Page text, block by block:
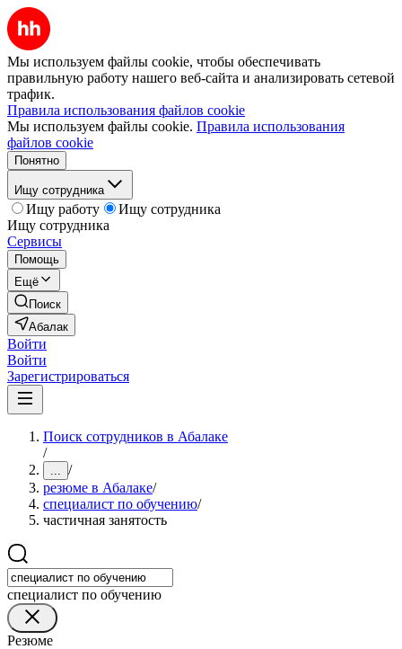
Мы используем файлы cookie, чтобы обеспечивать
правильную работу нашего веб-сайта и анализировать сетевой
трафик.
Правила использования файлов cookie
Мы используем файлы cookie. Правила использования
файлов cookie
Понятно
Ищу сотрудника
Ищу работу
Ищу сотрудника
Ищу сотрудника
Сервисы
Помощь
Ещё
Поиск
Абалак
Войти
Войти
Зарегистрироваться
Поиск сотрудников в Абалаке
/
... /
резюме в Абалаке/
специалист по обучению/
частичная занятость
специалист по обучению
Резюме